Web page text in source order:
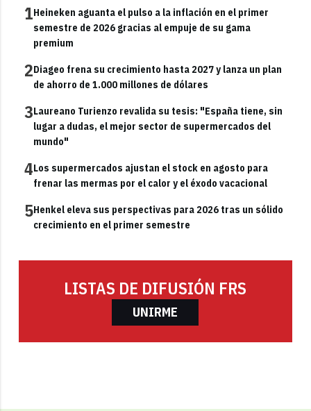
1Heineken aguanta el pulso a la inflación en el primer
semestre de 2026 gracias al empuje de su gama
premium
2Diageo frena su crecimiento hasta 2027 y lanza un plan
de ahorro de 1.000 millones de dólares
3Laureano Turienzo revalida su tesis: "España tiene, sin
lugar a dudas, el mejor sector de supermercados del
mundo"
4Los supermercados ajustan el stock en agosto para
frenar las mermas por el calor y el éxodo vacacional
5Henkel eleva sus perspectivas para 2026 tras un sólido
crecimiento en el primer semestre
LISTAS DE DIFUSIÓN FRS
UNIRME